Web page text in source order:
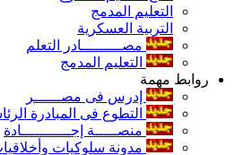
التعليم المدمج
التربية العسكرية
مصـــــــــادر التعلم
التعليم المدمج
روابط مهمة
إدرس فى مصــــــر
التطوع فى المبادرة
منصـــــة إجـــــــــــادة
مدونة سلوكيات